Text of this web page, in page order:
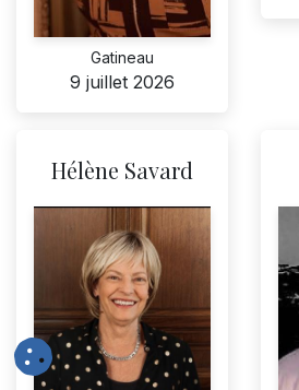
Gatineau
9 juillet 2026
Hélène Savard